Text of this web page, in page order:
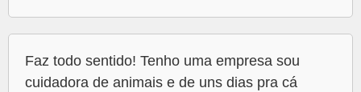
Faz todo sentido! Tenho uma empresa sou
cuidadora de animais e de uns dias pra cá